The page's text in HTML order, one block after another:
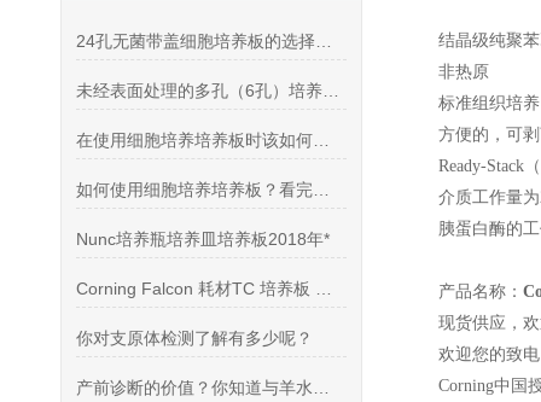
Nunc培养瓶培养皿培养板2018年*
你对支原体检测了解有多少呢？
结晶级纯聚
非热原
标准组织培
方便的，可
Ready-Stack
介质工作量
胰蛋白酶的
产品名称：
现货供应，
欢迎您的
Corning中国